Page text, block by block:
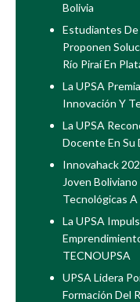
Bolivia
Estudiantes
Proponen
Río Piraí En
La UPSA
Innovación Y
La UPSA
Docente En Su
Innovahack
Joven
Tecnológicas
La UPSA
TECNOUPSA
UPSA Lidera
Formación Del